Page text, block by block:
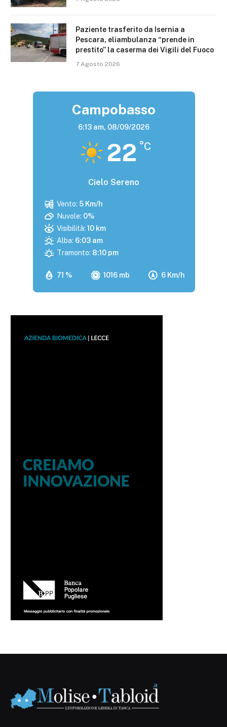
Paziente trasferito da Isernia a
Pescara, eliambulanza “prende in
prestito” la caserma dei Vigili del Fuoco
7 Agosto 2026
Campobasso
6:13 am, 08/09/2026
22 °C
Cielo Sereno
71 % 1016 mb 6 Km/h
Vento: 5 Km/h
Nuvole: 0%
Visibilità: 10 km
Alba: 6:03 am
Tramonto: 8:10 pm